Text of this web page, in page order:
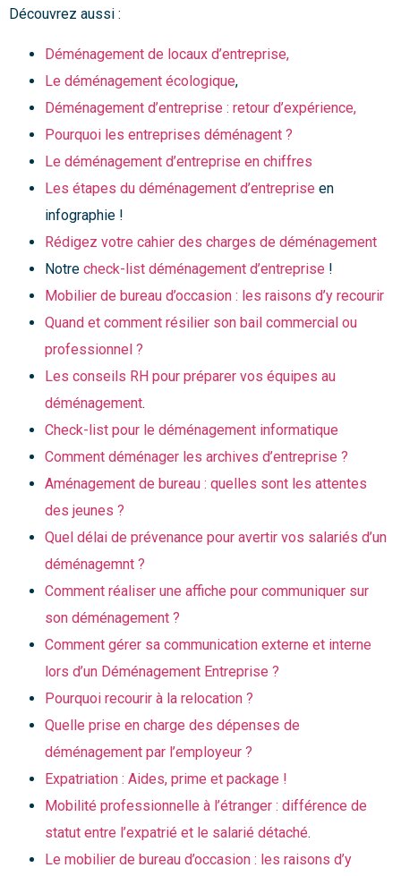
Découvrez aussi :
Déménagement de locaux d’entreprise,
Le déménagement écologique,
Déménagement d’entreprise : retour d’expérience,
Pourquoi les entreprises déménagent ?
Le déménagement d’entreprise en chiffres
Les étapes du déménagement d’entreprise en
infographie !
Rédigez votre cahier des charges de déménagement
Notre check-list déménagement d’entreprise !
Mobilier de bureau d’occasion : les raisons d’y recourir
Quand et comment résilier son bail commercial ou
professionnel ?
Les conseils RH pour préparer vos équipes au
déménagement.
Check-list pour le déménagement informatique
Comment déménager les archives d’entreprise ?
Aménagement de bureau : quelles sont les attentes
des jeunes ?
Quel délai de prévenance pour avertir vos salariés d’un
déménagemnt ?
Comment réaliser une affiche pour communiquer sur
son déménagement ?
Comment gérer sa communication externe et interne
lors d’un Déménagement Entreprise ?
Pourquoi recourir à la relocation ?
Quelle prise en charge des dépenses de
déménagement par l’employeur ?
Expatriation : Aides, prime et package !
Mobilité professionnelle à l’étranger : différence de
statut entre l’expatrié et le salarié détaché.
Le mobilier de bureau d’occasion : les raisons d’y